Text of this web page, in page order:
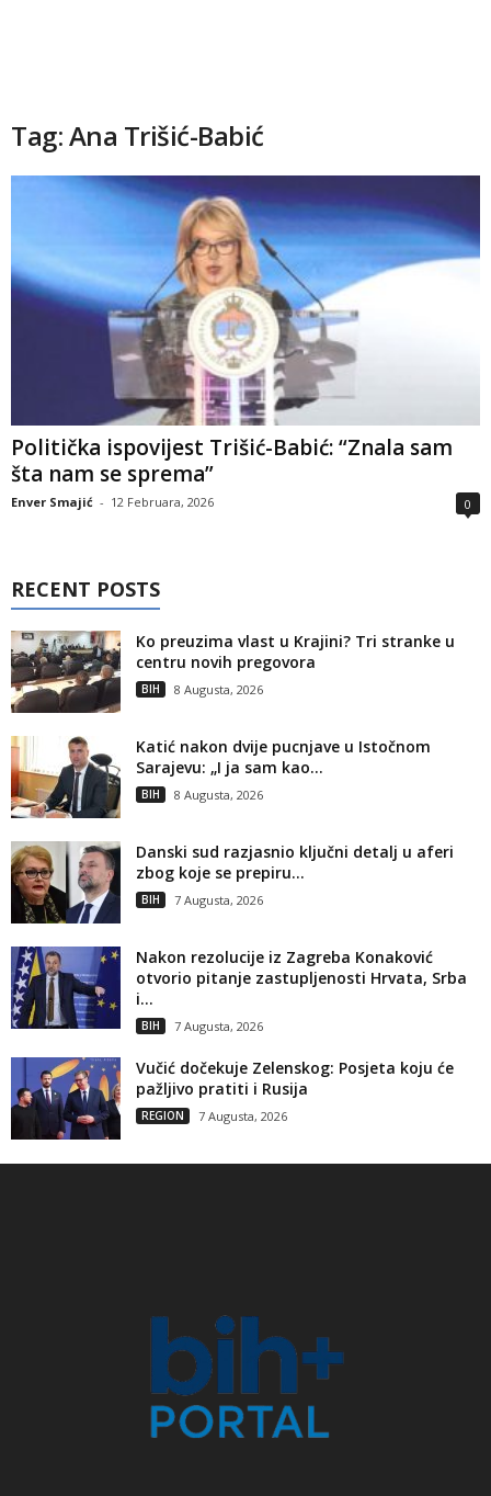
Tag: Ana Trišić-Babić
Politička ispovijest Trišić-Babić: “Znala sam
šta nam se sprema”
Enver Smajić - 12 Februara, 2026 0
RECENT POSTS
Ko preuzima vlast u Krajini? Tri stranke u
centru novih pregovora
BIH 8 Augusta, 2026
Katić nakon dvije pucnjave u Istočnom
Sarajevu: „I ja sam kao...
BIH 8 Augusta, 2026
Danski sud razjasnio ključni detalj u aferi
zbog koje se prepiru...
BIH 7 Augusta, 2026
Nakon rezolucije iz Zagreba Konaković
otvorio pitanje zastupljenosti Hrvata, Srba
i...
BIH 7 Augusta, 2026
Vučić dočekuje Zelenskog: Posjeta koju će
pažljivo pratiti i Rusija
REGION 7 Augusta, 2026